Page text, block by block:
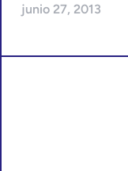
junio 27, 2013